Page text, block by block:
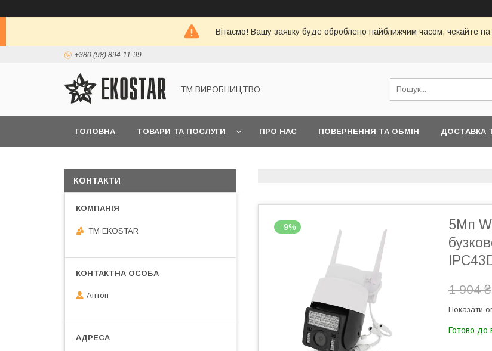
Вітаємо! Вашу заявку буде оброблено найближчим часом, чекайте на
+380 (98) 894-11-99
ТМ ВИРОБНИЦТВО
ГОЛОВНА ТОВАРИ ТА ПОСЛУГИ ПРО НАС ПОВЕРНЕННЯ ТА ОБМІН ДОСТАВКА
–9%
5Мп
1 904 ₴
Показати
Готово до
КОНТАКТИ
ТМ EKOSTAR
Антон